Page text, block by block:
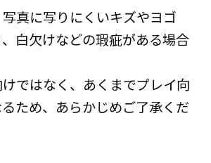
真に写りにくいキズやヨゴ
白欠けなどの瑕疵がある場合
ではなく、あくまでプレイ向
ため、あらかじめご了承くだ